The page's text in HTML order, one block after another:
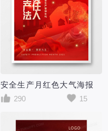
安全生产月红色大气海报
290
15